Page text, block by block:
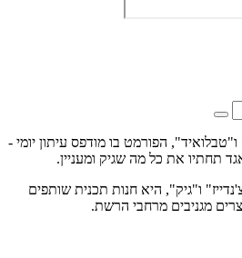
הפורמט בו מודפס עיתון יומי -
תחתיו את כל מה שגיק ומעניין.
ו"גיק", היא חנות תכנית שותפים